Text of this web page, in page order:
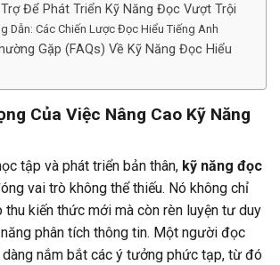
Trợ Để Phát Triển Kỹ Năng Đọc Vượt Trội
Dẫn: Các Chiến Lược Đọc Hiểu Tiếng Anh
Gặp (FAQs) Về Kỹ Năng Đọc Hiểu
Của Việc Nâng Cao Kỹ Năng
tập và phát triển bản thân, kỹ năng đọc
vai trò không thể thiếu. Nó không chỉ
thu kiến thức mới mà còn rèn luyện tư duy
phân tích thông tin. Một người đọc
dàng nắm bắt các ý tưởng phức tạp, từ đó